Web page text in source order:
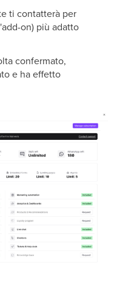
ti contatterà per
on) più adatto
confermato,
e ha effetto